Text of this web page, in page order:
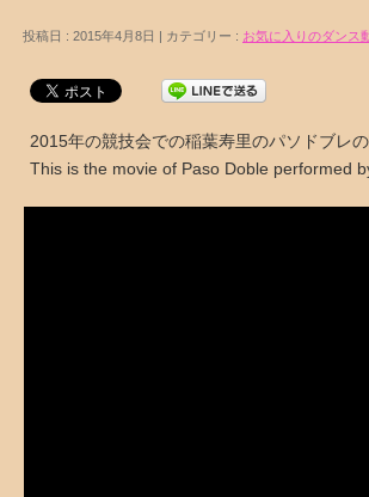
投稿日 : 2015年4月8日 | カテゴリー : お気に入りのダンス
2015年の競技会での稲葉寿里のパソドブレの
This is the movie of Paso Doble performed